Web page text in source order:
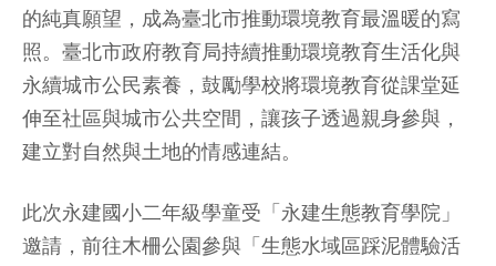
的純真願望，成為臺北市推動環境教育最溫暖的寫
照。臺北市政府教育局持續推動環境教育生活化與
永續城市公民素養，鼓勵學校將環境教育從課堂延
伸至社區與城市公共空間，讓孩子透過親身參與，
建立對自然與土地的情感連結。
此次永建國小二年級學童受「永建生態教育學院」
邀請，前往木柵公園參與「生態水域區踩泥體驗活